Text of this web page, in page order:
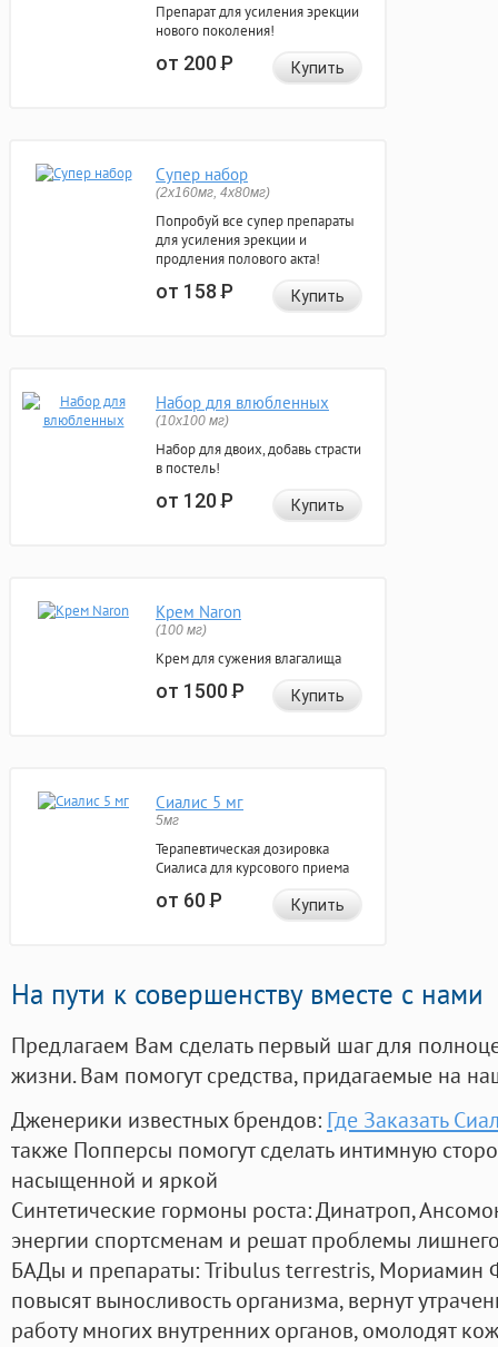
Препарат для усиления эрекции
нового поколения!
от 200Р Купить
Супер набор
(2х160мг, 4х80мг)
Попробуй все супер препараты
для усиления эрекции и
продления полового акта!
от 158Р Купить
Набор для влюбленных
(10х100 мг)
Набор для двоих, добавь страсти
в постель!
от 120Р Купить
Крем Naron
(100 мг)
Крем для сужения влагалища
от 1500Р Купить
Сиалис 5 мг
5мг
Терапевтическая дозировка
Сиалиса для курсового приема
от 60Р Купить
На пути к совершенству вместе с нами
Предлагаем Вам сделать первый шаг для
жизни. Вам помогут средства, придагаемые на
Дженерики известных брендов: Где Заказать
также Попперсы помогут сделать интимную
насыщенной и яркой
Синтетические гормоны роста: Динатроп,
энергии спортсменам и решат проблемы
БАДы и препараты:Tribulus terrestris, Мориамин
повысят выносливость организма, вернут
работу многих внутренних органов, омолодят